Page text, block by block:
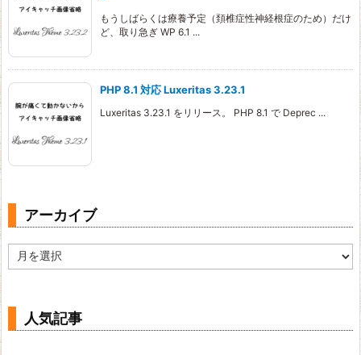
もうしばらくは療養予定（頚椎症性神経根症のため）だけ
ど、取り急ぎ WP 6.1 ...
PHP 8.1 対応 Luxeritas 3.23.1
Luxeritas 3.23.1 をリリース。 PHP 8.1 で Deprec ...
アーカイブ
ー
人気記事